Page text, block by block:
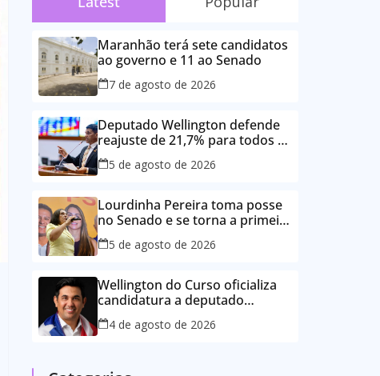
Maranhão terá sete candidatos
ao governo e 11 ao Senado
7 de agosto de 2026
Deputado Wellington defende
reajuste de 21,7% para todos os
servidores públicos e
aposentados do Maranhão
5 de agosto de 2026
Lourdinha Pereira toma posse
no Senado e se torna a primeira
senadora de Coroatá
5 de agosto de 2026
Wellington do Curso oficializa
candidatura a deputado
estadual e reafirma
compromisso com o povo do
4 de agosto de 2026